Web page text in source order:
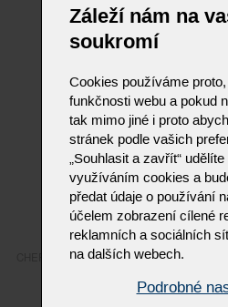
Záleží nám na
soukromí
Cookies používáme
funkčnosti webu a pokud
tak mimo jiné i proto
stránek podle vašich
„Souhlasit a zavřít“
využíváním cookies a
předat údaje o používání
účelem zobrazení cílené
reklamních a sociálních
na dalších webech.
Podrobné